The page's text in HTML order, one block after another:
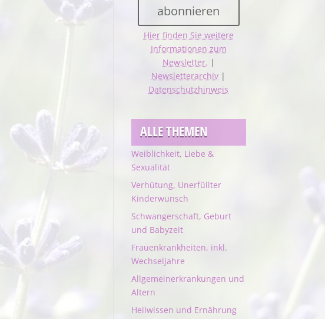
abonnieren
Hier finden Sie weitere
Informationen zum
Newsletter. |
Newsletterarchiv |
Datenschutzhinweis
ALLE THEMEN
Weiblichkeit, Liebe &
Sexualität
Verhütung, Unerfüllter
Kinderwunsch
Schwangerschaft, Geburt
und Babyzeit
Frauenkrankheiten, inkl.
Wechseljahre
Allgemeinerkrankungen und
Altern
Heilwissen und Ernährung